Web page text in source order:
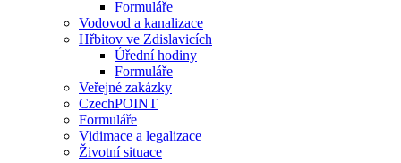
Formuláře
Vodovod a kanalizace
Hřbitov ve Zdislavicích
Úřední hodiny
Formuláře
Veřejné zakázky
CzechPOINT
Formuláře
Vidimace a legalizace
Životní situace